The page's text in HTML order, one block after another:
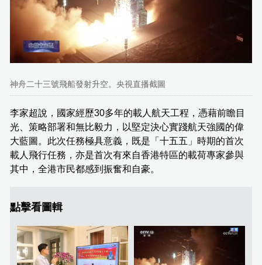
神舟二十三號飛船發射升空。央視直播截圖
李家超說，國家經歷30多年的載人航天工程，憑藉前瞻目
光、策略部署和無比毅力，以堅定決心實踐航天強國的偉
大藍圖。此次任務極具意義，既是「十五五」時期的首次
載人飛行任務，亦是首次有來自香港特區的載荷專家參與
其中，全港市民都感到振奮和自豪。
點擊看圖輯